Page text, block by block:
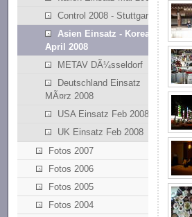
Control 2008 - Stuttgart
Asien Einsatz - Korean
April 2008
METAV DÃ¼sseldorf
Deutschland Einsatz
MÃ¤rz 2008
USA Einsatz Feb 2008
UK Einsatz Feb 2008
Fotos 2007
Fotos 2006
Fotos 2005
Fotos 2004